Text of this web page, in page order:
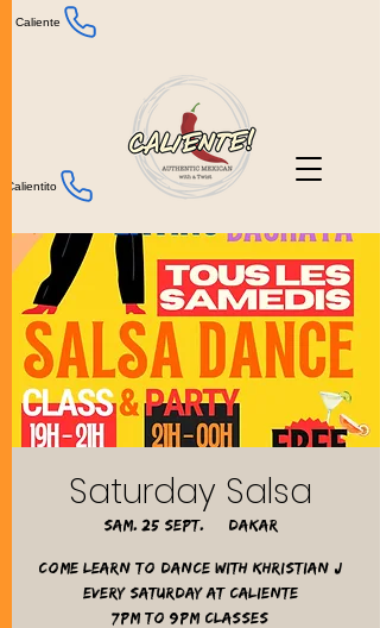
Caliente
Calientito
Saturday Salsa
sam. 25 sept.
  |
Dakar
Come learn to dance with Khristian J
Every Saturday at Caliente
7pm to 9pm classes